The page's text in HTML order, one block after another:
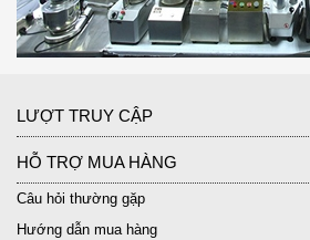
LƯỢT TRUY CẬP
HỖ TRỢ MUA HÀNG
Câu hỏi thường gặp
Hướng dẫn mua hàng